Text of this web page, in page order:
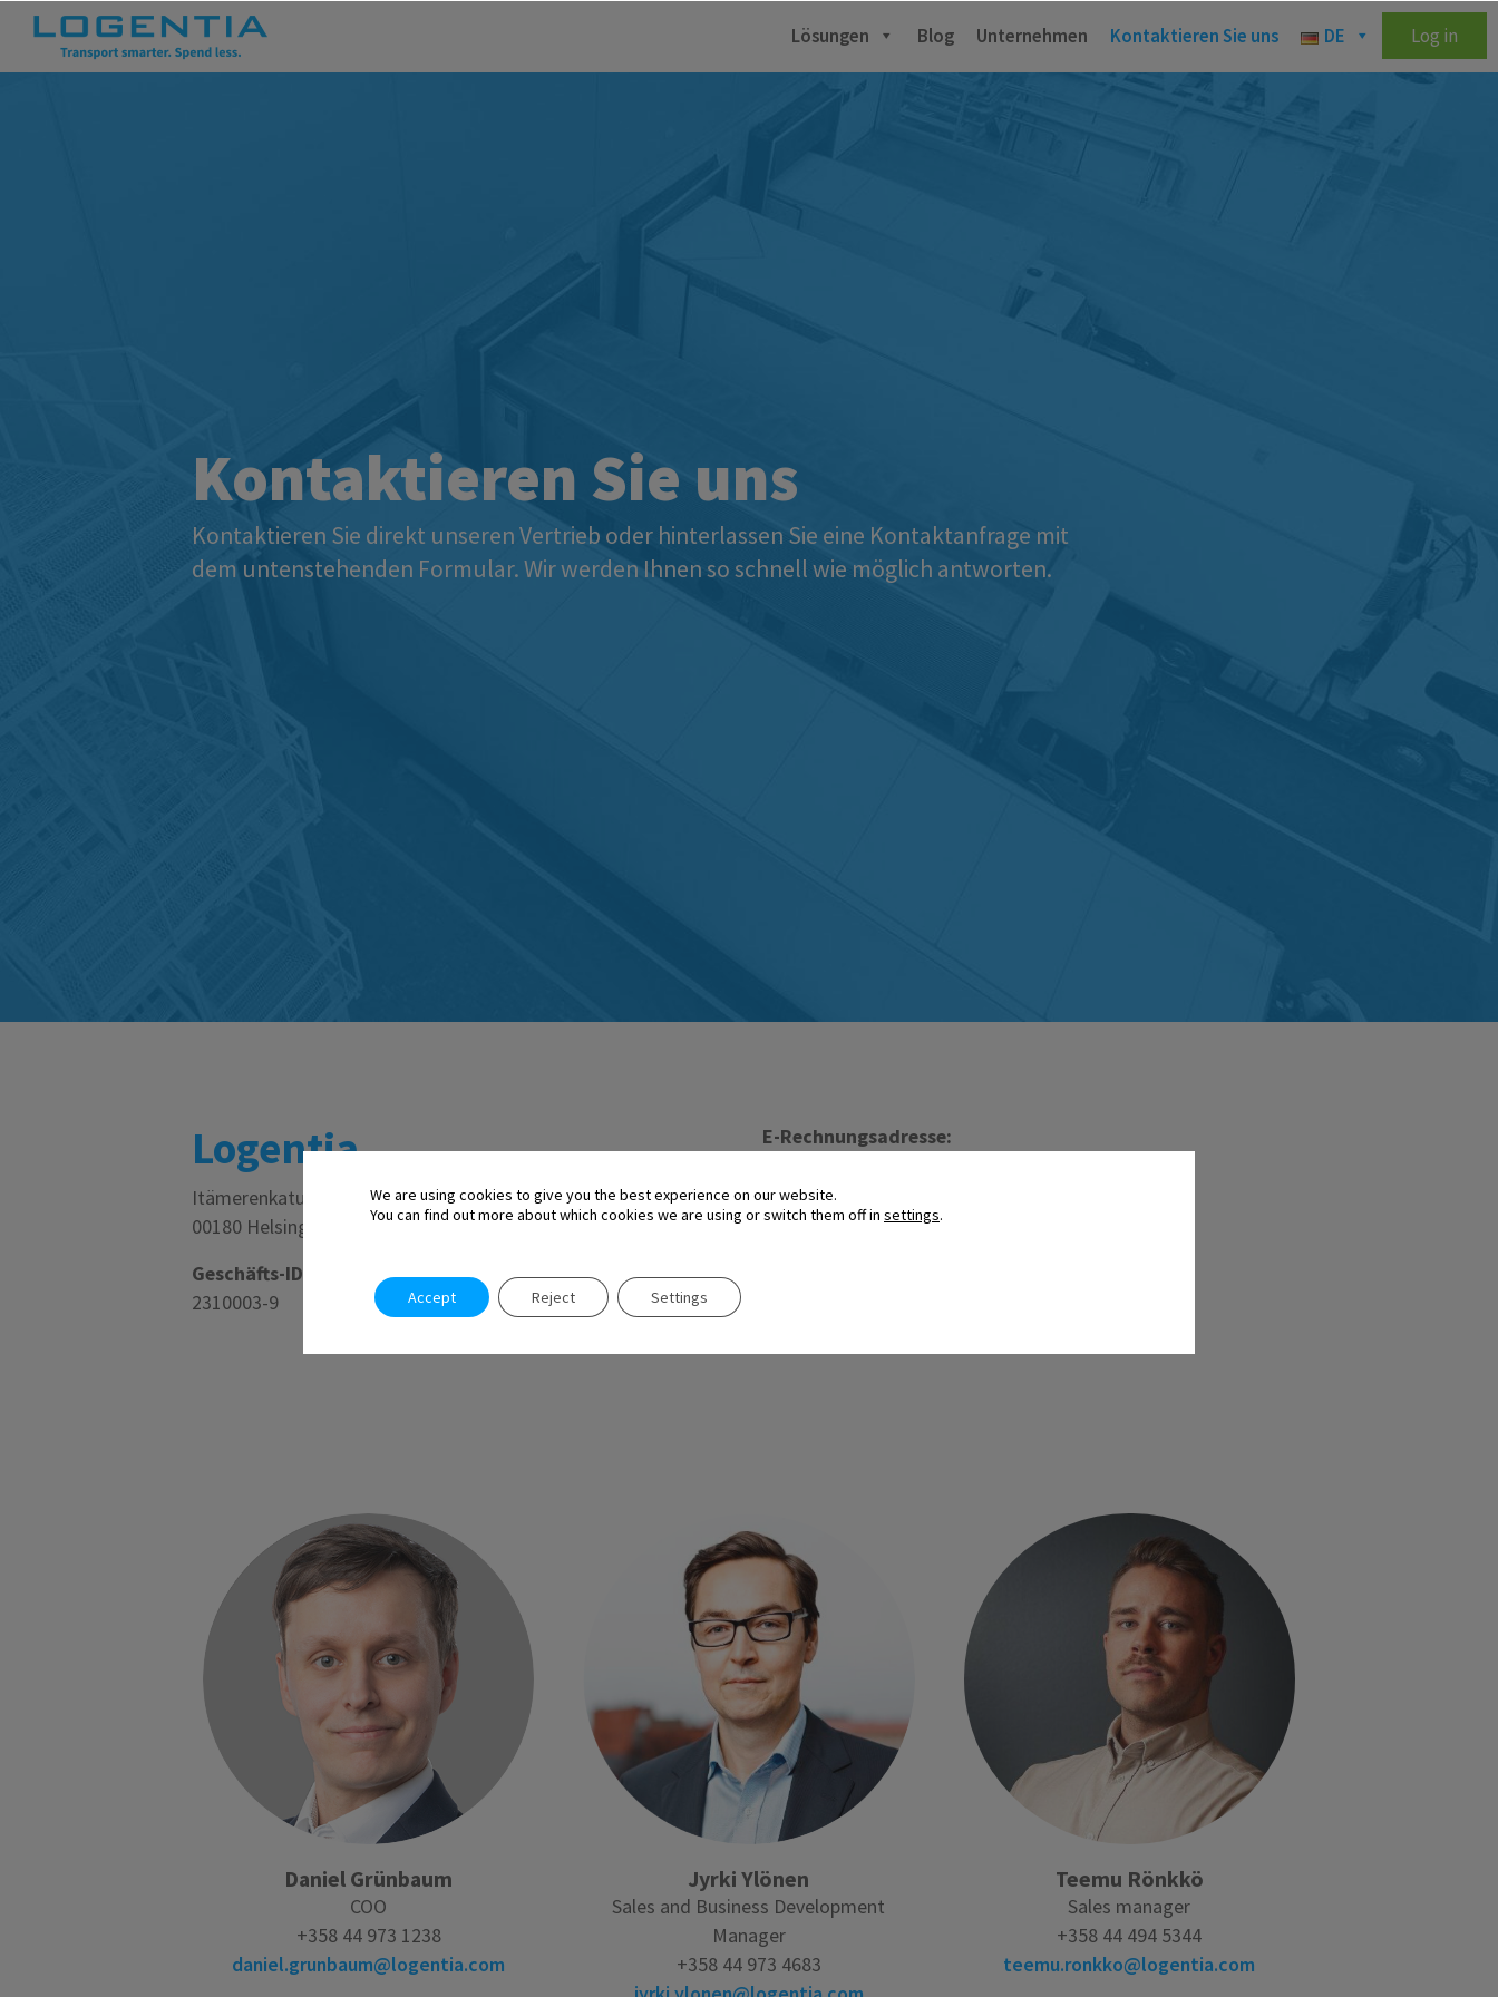
Lösungen Blog Unternehmen Kontaktieren Sie uns DE Log in
Kontaktieren Sie uns
Kontaktieren Sie direkt unseren Vertrieb oder hinterlassen Sie eine Kontaktanfrage mit
dem untenstehenden Formular. Wir werden Ihnen so schnell wie möglich antworten.
Logentia
Itämerenkatu 3,
00180 Helsingfors
Geschäfts-ID:
2310003-9
E-Rechnungsadresse:
(PostNord Strålfors Oy), 003723100039
Daniel Grünbaum
COO
+358 44 973 1238
daniel.grunbaum@logentia.com
Jyrki Ylönen
Sales and Business Development
Manager
+358 44 973 4683
Teemu Rönkkö
Sales manager
+358 44 494 5344
teemu.ronkko@logentia.com
We are using cookies to give you the best experience on our website.
You can find out more about which cookies we are using or switch them off in settings.
Accept Reject Settings